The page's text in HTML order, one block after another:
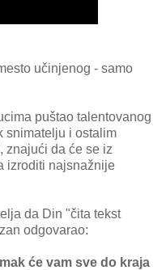
učinjenog - samo
puštao talentovanog
snimatelju i ostalim
znajući da će se iz
izroditi najsnažnije
da Din "čita tekst
odgovarao:
će vam sve do kraja